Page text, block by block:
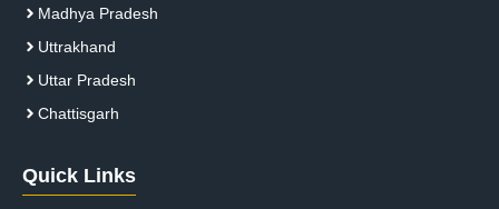
Madhya Pradesh
Uttrakhand
Uttar Pradesh
Chattisgarh
Quick Links